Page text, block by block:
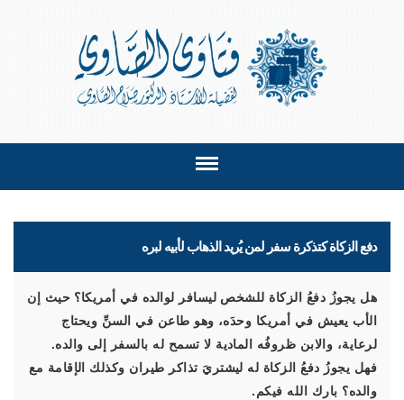
دفع الزكاة كتذكرة سفر لمن يُريد الذهاب لأبيه لبره
هل يجوزُ دفعُ الزكاة للشخص ليسافر لوالده في أمريكا؟ حيث إن
الأب يعيش في أمريكا وحدَه، وهو طاعن في السنِّ ويحتاج
لرعاية، والابن ظروفُه المادية لا تسمح له بالسفر إلى والده.
فهل يجوزُ دفعُ الزكاة له ليشتريَ تذاكر طيران وكذلك الإقامة مع
والده؟ بارك الله فيكم.